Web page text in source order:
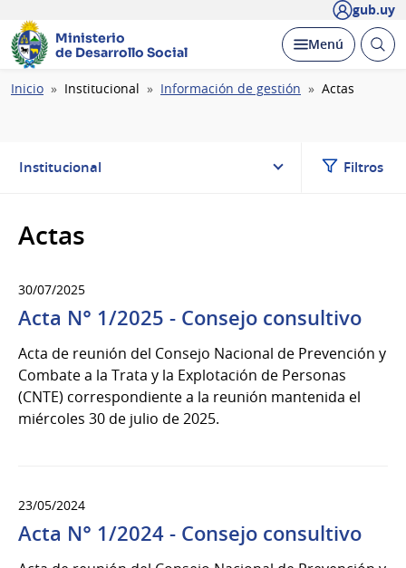
gub.uy
Ministerio
de Desarrollo Social
Desplegar
Menú Abrir
Ruta
Inicio Institucional Información de gestión Actas
Institucional Filtros
Actas
30/07/2025
Acta N° 1/2025 - Consejo consultivo
Acta de reunión del Consejo Nacional de Prevención y
Combate a la Trata y la Explotación de Personas
(CNTE) correspondiente a la reunión mantenida el
miércoles 30 de julio de 2025.
23/05/2024
Acta N° 1/2024 - Consejo consultivo